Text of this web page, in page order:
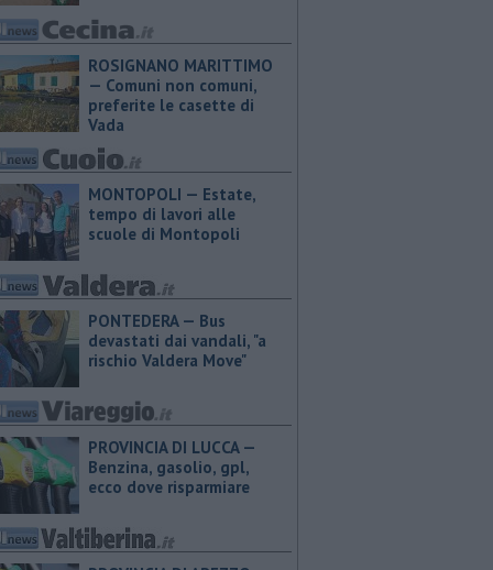
ROSIGNANO MARITTIMO
— Comuni non comuni,
preferite le casette di
Vada
MONTOPOLI — Estate,
tempo di lavori alle
scuole di Montopoli
PONTEDERA — Bus
devastati dai vandali, "a
rischio Valdera Move"
PROVINCIA DI LUCCA — ​
Benzina, gasolio, gpl,
ecco dove risparmiare